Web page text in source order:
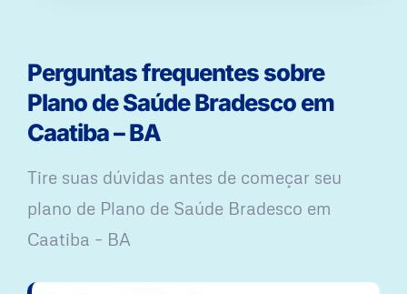
Perguntas frequentes sobre
Plano de Saúde Bradesco em
Caatiba – BA
Tire suas dúvidas antes de começar seu
plano ​de Plano de Saúde Bradesco em
Caatiba – BA